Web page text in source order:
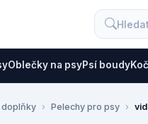
Oblečky na psyPsí boudy
doplňky Pelechy pro psy